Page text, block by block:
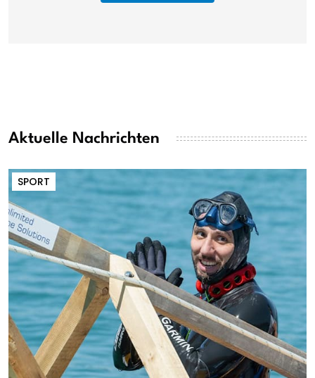
Aktuelle Nachrichten
SPORT